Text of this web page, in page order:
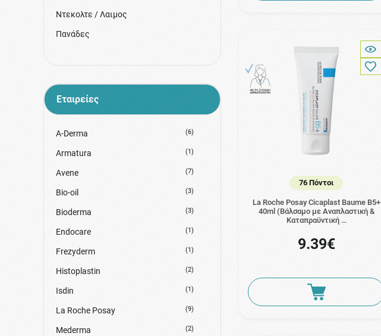
Ντεκολτε / Λαιμος
Πανάδες
Τονωτική Λοσιόν
Φρυδια / Βλεφαριδες
Χείλη
Εταιρείες
A-Derma (6)
Armatura (1)
Avene (7)
Bio-oil (3)
Bioderma (3)
Endocare (1)
Frezyderm (1)
Histoplastin (2)
Isdin (1)
La Roche Posay (9)
Mederma (2)
76 Πόντοι
La Roche Posay Cicaplast Baume B5+
40ml (Βάλσαμο με Αναπλαστική &
Καταπραϋντική …
9.39€